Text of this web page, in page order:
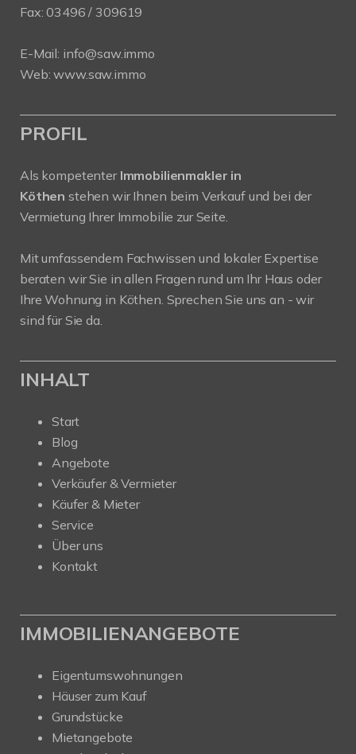
Fax: 03496 / 309619
E-Mail: info@saw.immo
Web:www.saw.immo
PROFIL
Als kompetenter Immobilienmakler in
Köthen stehen wir Ihnen beim Verkauf und bei der
Vermietung Ihrer Immobilie zur Seite.
Mit umfassendem Fachwissen und lokaler Expertise
beraten wir Sie in allen Fragen rund um Ihr Haus oder
Ihre Wohnung in Köthen. Sprechen Sie uns an - wir
sind für Sie da.
INHALT
Start
Blog
Angebote
Verkäufer & Vermieter
Käufer & Mieter
Service
Über uns
Kontakt
IMMOBILIENANGEBOTE
Eigentumswohnungen
Häuser zum Kauf
Grundstücke
Mietangebote